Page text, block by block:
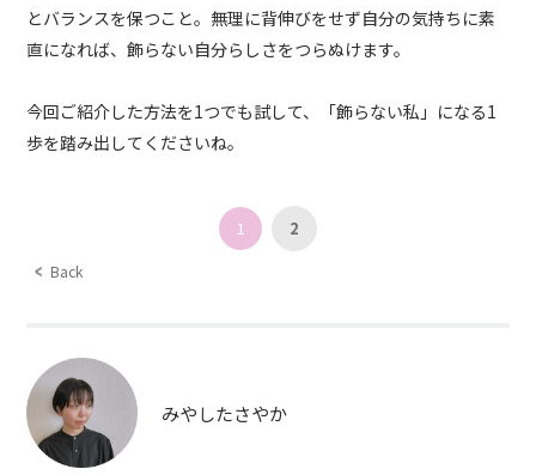
とバランスを保つこと。無理に背伸びをせず自分の気持ちに素
直になれば、飾らない自分らしさをつらぬけます。
今回ご紹介した方法を1つでも試して、「飾らない私」になる1
歩を踏み出してくださいね。
Back
1 2
みやしたさやか